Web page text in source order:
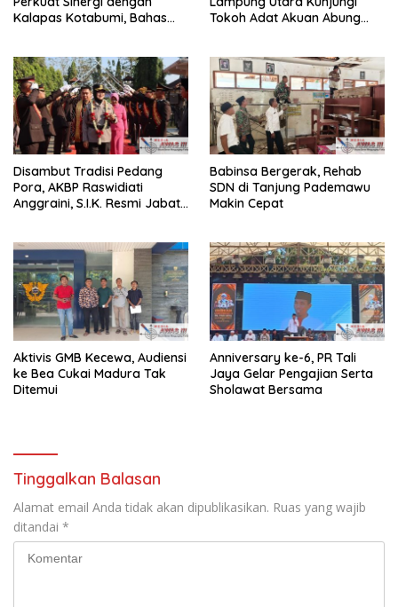
Kalapas Kotabumi, Bahas
Tokoh Adat Akuan Abung
Disambut Tradisi Pedang
Pora, AKBP Raswidiati
Anggraini, S.I.K. Resmi Jabat
Babinsa Bergerak, Rehab
SDN di Tanjung Pademawu
Makin Cepat
Aktivis GMB Kecewa, Audiensi
ke Bea Cukai Madura Tak
Ditemui
Anniversary ke-6, PR Tali
Jaya Gelar Pengajian Serta
Sholawat Bersama
Tinggalkan Balasan
Alamat email Anda tidak akan dipublikasikan. Ruas yang wajib
ditandai *